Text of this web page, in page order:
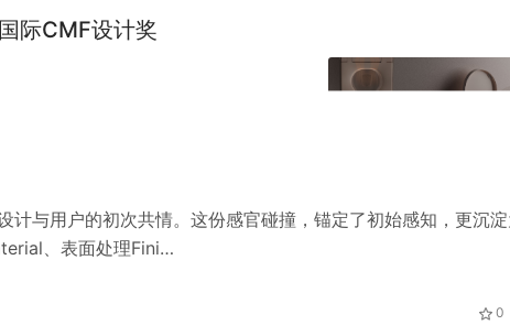
际CMF设计奖
计与用户的初次共情。这份感官碰撞，锚定了初始感知，更沉
、表面处理Fini…
0